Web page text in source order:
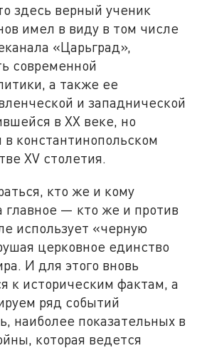
здесь верный ученик
имел в виду в том числе
«Царьград»,
современной
а также ее
и западнической
в XX веке, но
константинопольском
XV столетия.
кто же и кому
главное — кто же и против
использует «черную
церковное единство
И для этого вновь
к историческим фактам, а
ряд событий
наиболее показательных в
которая ведется